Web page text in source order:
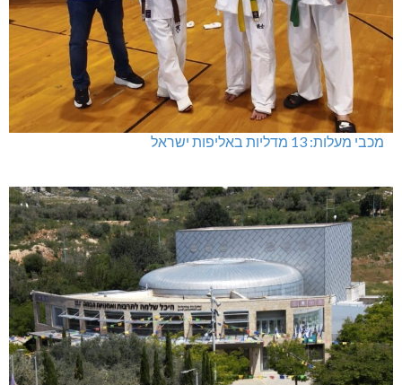
מכבי מעלות: 13 מדליות באליפות ישראל